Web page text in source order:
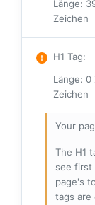
Länge:
Zeichen
H1 Tag:
Länge: 0
Zeichen
Your
The H1
see first
page's
tags are